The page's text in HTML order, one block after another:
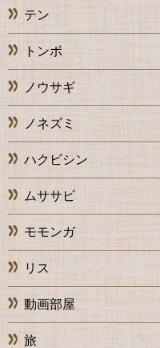
テン
トンボ
ノウサギ
ノネズミ
ハクビシン
ムササビ
モモンガ
リス
動画部屋
旅